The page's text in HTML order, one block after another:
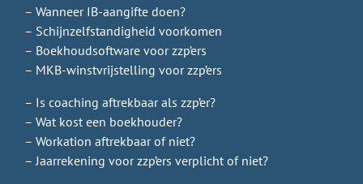
– Wanneer IB-aangifte doen?
– Schijnzelfstandigheid voorkomen
– Boekhoudsoftware voor zzp’ers
– MKB-winstvrijstelling voor zzp’ers
– Is coaching aftrekbaar als zzp’er?
– Wat kost een boekhouder?
– Workation aftrekbaar of niet?
– Jaarrekening voor zzp’ers verplicht of niet?